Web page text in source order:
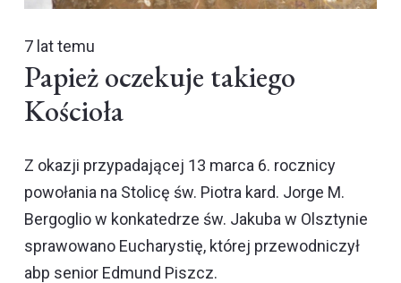
7 lat temu
Papież oczekuje takiego
Kościoła
Z okazji przypadającej 13 marca 6. rocznicy
powołania na Stolicę św. Piotra kard. Jorge M.
Bergoglio w konkatedrze św. Jakuba w Olsztynie
sprawowano Eucharystię, której przewodniczył
abp senior Edmund Piszcz.